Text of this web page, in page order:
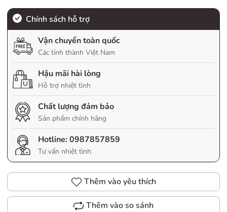
Chính sách hỗ trợ
Vận chuyển toàn quốc
Các tỉnh thành Việt Nam
Hậu mãi hài lòng
Hỗ trợ nhiệt tình
Chất lượng đảm bảo
Sản phẩm chính hãng
Hotline:0987857859
Tư vấn nhiệt tình
Thêm vào yêu thích
Thêm vào so sánh